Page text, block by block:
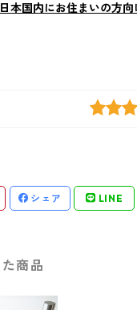
日本国内にお住まいの方向
シェア LINE
商品